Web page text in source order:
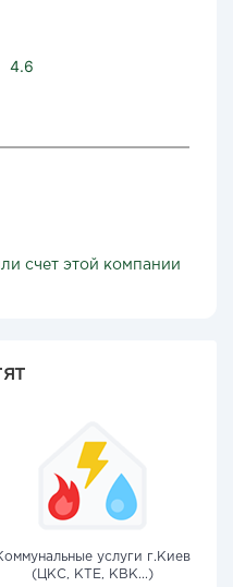
4.6
счет этой компании
услуги г.Киев
(ЦКС, КТЕ, КВК...)